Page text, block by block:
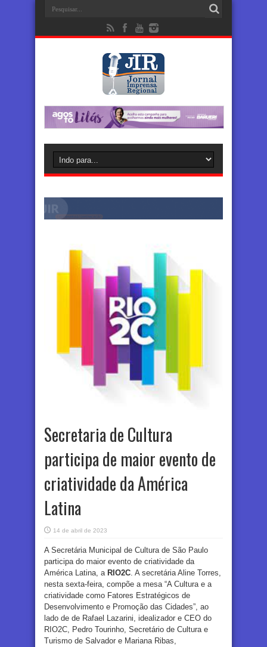
Secretaria de Cultura
participa de maior evento de
criatividade da América
Latina
14 de abril de 2023
A Secretária Municipal de Cultura de São Paulo
participa do maior evento de criatividade da
América Latina, a RIO2C. A secretária Aline Torres,
nesta sexta-feira, compõe a mesa “A Cultura e a
criatividade como Fatores Estratégicos de
Desenvolvimento e Promoção das Cidades”, ao
lado de de Rafael Lazarini, idealizador e CEO do
RIO2C, Pedro Tourinho, Secretário de Cultura e
Turismo de Salvador e Mariana Ribas,